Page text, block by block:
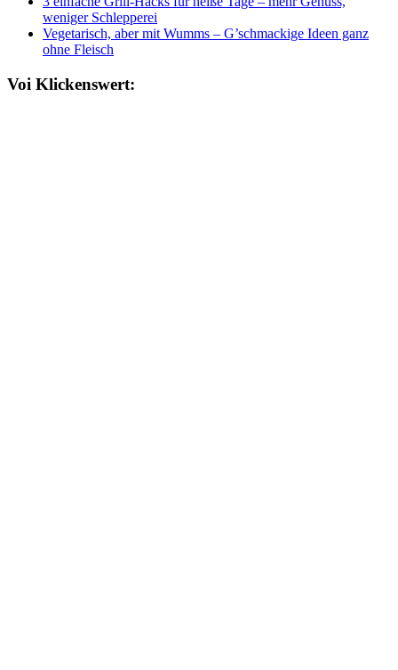
weniger Schlepperei
Vegetarisch, aber mit Wumms – G’schmackige Ideen ganz
ohne Fleisch
Voi Klickenswert: